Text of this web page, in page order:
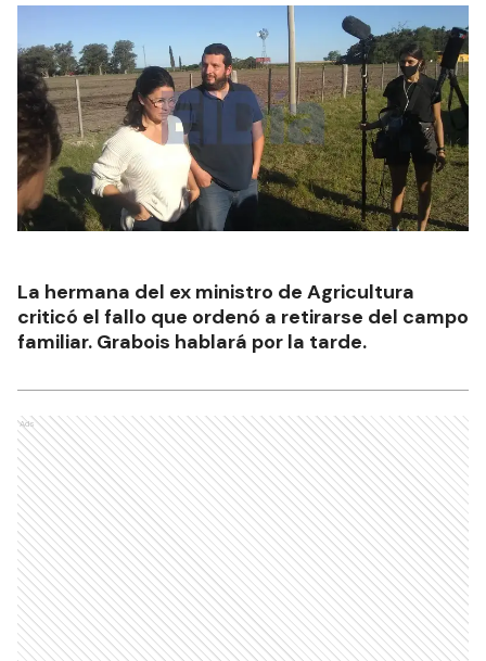
La hermana del ex ministro de Agricultura
criticó el fallo que ordenó a retirarse del campo
familiar. Grabois hablará por la tarde.
Ads